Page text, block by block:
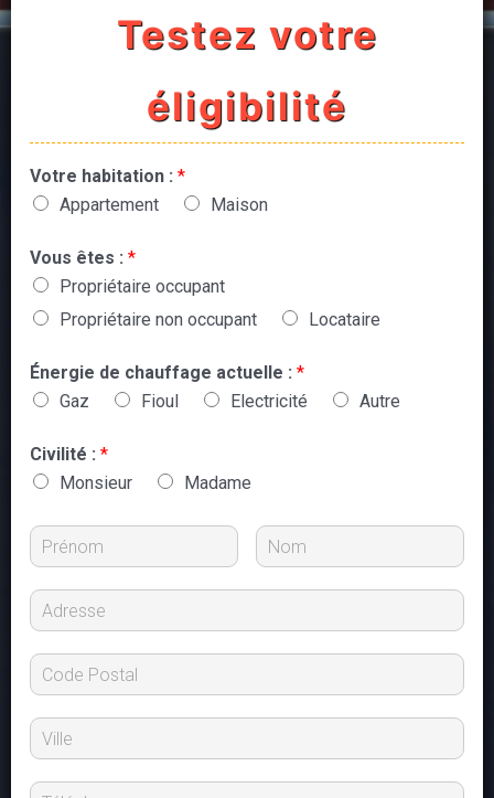
Testez votre
éligibilité
Votre habitation : *
Appartement
Maison
Vous êtes : *
Propriétaire occupant
Propriétaire non occupant
Locataire
Énergie de chauffage actuelle : *
Gaz
Fioul Electricité Autre
Civilité : *
Monsieur
Madame